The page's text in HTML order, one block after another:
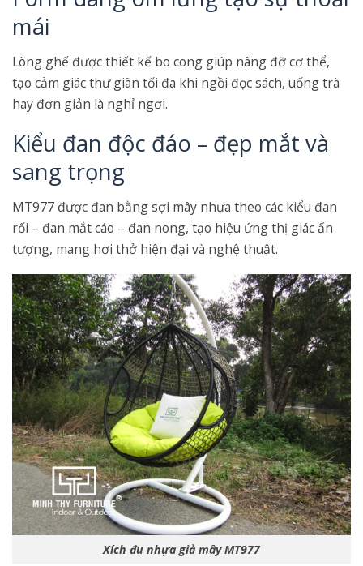
mái
Lòng ghế được thiết kế bo cong giúp nâng đỡ cơ thể,
tạo cảm giác thư giãn tối đa khi ngồi đọc sách, uống trà
hay đơn giản là nghỉ ngơi.
Kiểu đan độc đáo – đẹp mắt và
sang trọng
MT977 được đan bằng sợi mây nhựa theo các kiểu đan
rối – đan mắt cáo – đan nong, tạo hiệu ứng thị giác ấn
tượng, mang hơi thở hiện đại và nghệ thuật.
Xích đu nhựa giả mây MT977